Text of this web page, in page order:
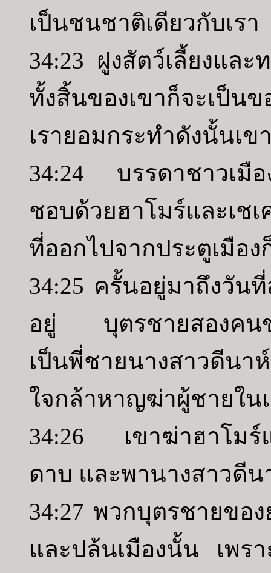
เป็นชนชาติเดียวกับเรา
34:23 ฝูงสัตว์เลี้ยงแล
ทั้งสิ้นของเขาก็จะเป็น
เรายอมกระทำดังนั้นเข
34:24 บรรดาชาวเมือ
ชอบด้วยฮาโมร์และเช
ที่ออกไปจากประตูเมือ
34:25 ครั้นอยู่มาถึงวัน
อยู่ บุตรชายสองคนข
เป็นพี่ชายนางสาวดีนา
ใจกล้าหาญฆ่าผู้ชายใน
34:26 เขาฆ่าฮาโมร์แ
ดาบ และพานางสาวดีน
34:27 พวกบุตรชายขอ
และปล้นเมืองนั้น เพร